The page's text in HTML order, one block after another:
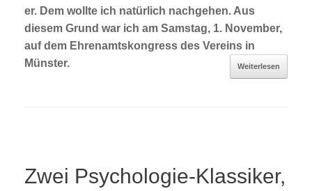
er. Dem wollte ich natürlich nachgehen. Aus
diesem Grund war ich am Samstag, 1. November,
auf dem Ehrenamtskongress des Vereins in
Münster.
Weiterlesen
Zwei Psychologie-Klassiker,